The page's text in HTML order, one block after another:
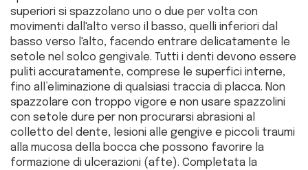
superiori si spazzolano uno o due per volta con
movimenti dall'alto verso il basso, quelli inferiori dal
basso verso l'alto, facendo entrare delicatamente le
setole nel solco gengivale. Tutti i denti devono essere
puliti accuratamente, comprese le superfici interne,
fino all’eliminazione di qualsiasi traccia di placca. Non
spazzolare con troppo vigore e non usare spazzolini
con setole dure per non procurarsi abrasioni al
colletto del dente, lesioni alle gengive e piccoli traumi
alla mucosa della bocca che possono favorire la
formazione di ulcerazioni (afte). Completata la